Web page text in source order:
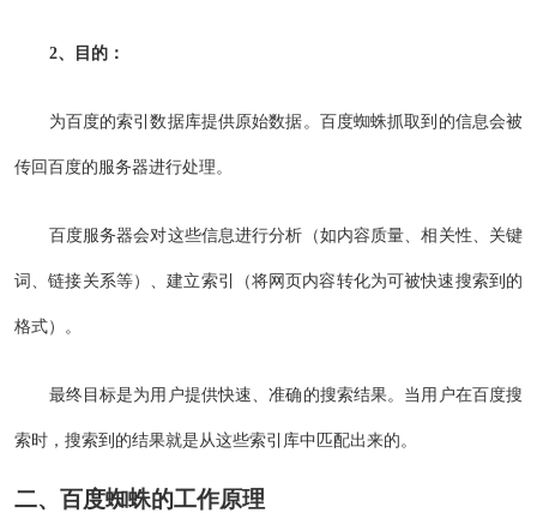
2、目的：
为百度的索引数据库提供原始数据。百度蜘蛛抓取到的信息会被
传回百度的服务器进行处理。
百度服务器会对这些信息进行分析（如内容质量、相关性、关键
词、链接关系等）、建立索引（将网页内容转化为可被快速搜索到的
格式）。
最终目标是为用户提供快速、准确的搜索结果。当用户在百度搜
索时，搜索到的结果就是从这些索引库中匹配出来的。
二、百度蜘蛛的工作原理